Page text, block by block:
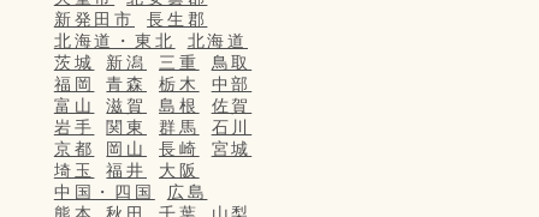
新発田市
長生郡
北海道・東北
北海道
茨城
新潟 三重
鳥取
福岡
青森 栃木
中部
富山
滋賀 島根
佐賀
岩手
関東 群馬
石川
京都
岡山 長崎
宮城
埼玉
福井
大阪
中国・四国
広島